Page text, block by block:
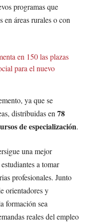
programas que
en áreas rurales o con
en 150 las plazas
para el nuevo
ya que se
distribuidas en 78
de especialización.
una mejor
a tomar
profesionales. Junto
orientadores y
formación sea
reales del empleo